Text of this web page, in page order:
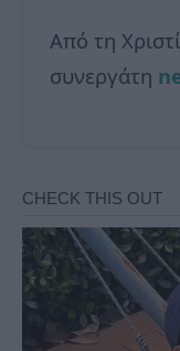
Από τη
συνεργάτη